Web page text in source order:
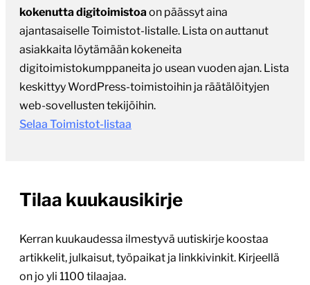
kokenutta digitoimistoaon päässyt aina
ajantasaiselle Toimistot-listalle. Lista on auttanut
asiakkaita löytämään kokeneita
digitoimistokumppaneita jo usean vuoden ajan. Lista
keskittyy WordPress-toimistoihin ja räätälöityjen
web-sovellusten tekijöihin.
Selaa Toimistot-listaa
Tilaa kuukausikirje
Kerran kuukaudessa ilmestyvä uutiskirje koostaa
artikkelit, julkaisut, työpaikat ja linkkivinkit. Kirjeellä
on jo yli 1100 tilaajaa.